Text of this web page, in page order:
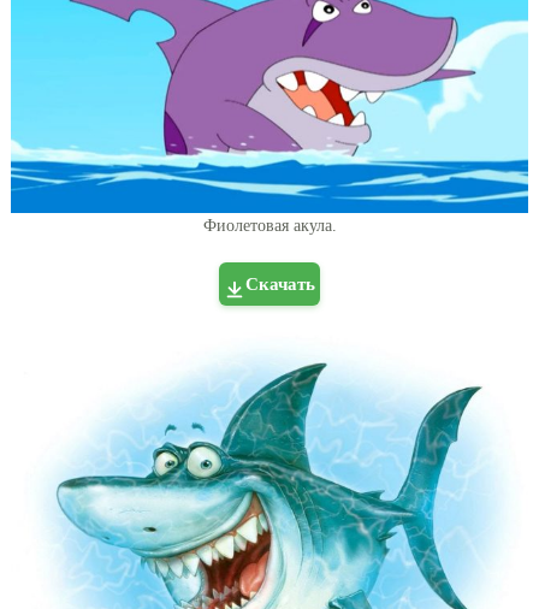
Фиолетовая акула.
Скачать